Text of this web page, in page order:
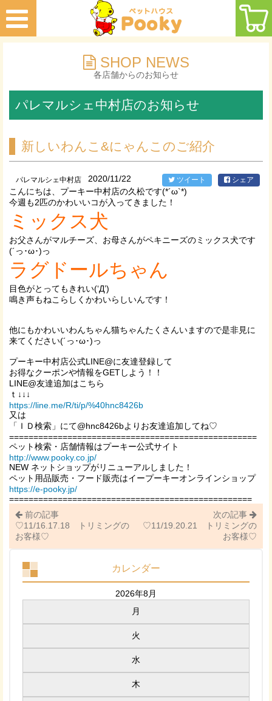
SHOP NEWS
各店舗からのお知らせ
パレマルシェ中村店のお知らせ
新しいわんこ&にゃんこのご紹介
パレマルシェ中村店 2020/11/22 ツイート シェア
こんにちは、プーキー中村店の久松です(*´ω`*)
今週も2匹のかわいいコが入ってきました！
ミックス犬
お父さんがマルチーズ、お母さんがペキニーズのミックス犬です
(´っ･ω･)っ
ラグドールちゃん
目色がとってもきれい(‘Д’)
鳴き声もねこらしくかわいらしいんです！
他にもかわいいわんちゃん猫ちゃんたくさんいますので是非見に
来てください(´っ･ω･)っ
プーキー中村店公式LINE@に友達登録して
お得なクーポンや情報をGETしよう！！
LINE@友達追加はこちら
ｔ↓↓↓
https://line.me/R/ti/p/%40hnc8426b
又は
「ＩＤ検索」にて@hnc8426bよりお友達追加してね♡
===================================================
ペット検索・店舗情報はプーキー公式サイト
http://www.pooky.co.jp/
NEW ネットショップがリニューアルしました！
ペット用品販売・フード販売はイープーキーオンラインショップ
https://e-pooky.jp/
==================================================
前の記事
♡11/16.17.18 トリミングの
お客様♡
次の記事
♡11/19.20.21 トリミングの
お客様♡
カレンダー
2026年8月
月
火
水
木